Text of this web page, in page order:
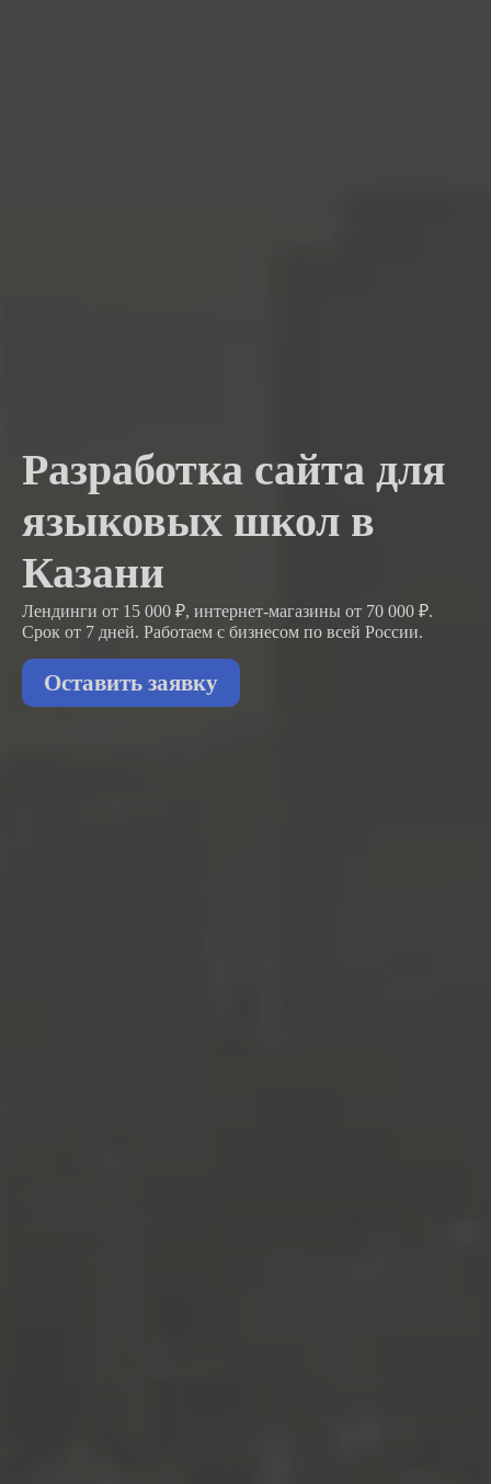
Разработка сайта для
языковых школ в
Казани
Лендинги от 15 000 ₽, интернет-магазины от 70 000 ₽.
Срок от 7 дней. Работаем с бизнесом по всей России.
Оставить заявку